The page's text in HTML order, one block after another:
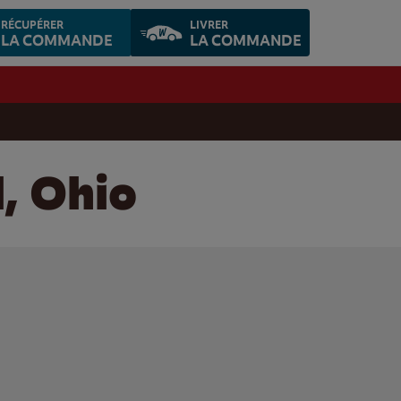
RÉCUPÉRER
LA COMMANDE
LIVRER
LA COMMANDE
Ohio